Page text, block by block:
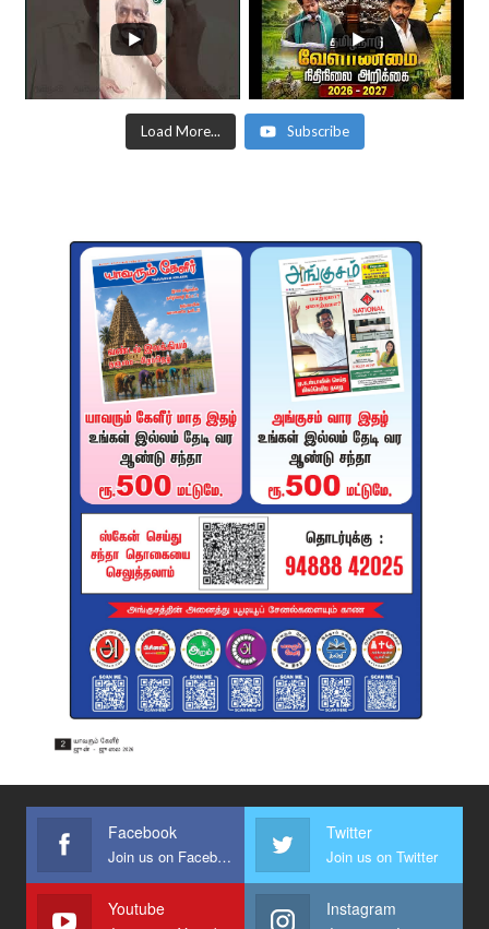
Load More... Subscribe
Facebook
Join us on Facebook
Twitter
Join us on Twitter
Youtube Instagram